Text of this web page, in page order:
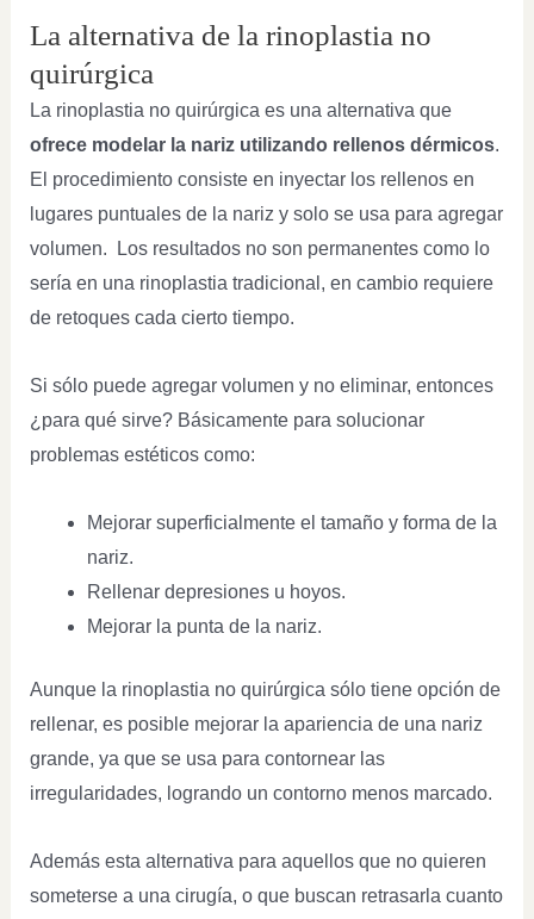
La alternativa de la rinoplastia no
quirúrgica
La rinoplastia no quirúrgica es una alternativa que
ofrece modelar la nariz utilizando rellenos dérmicos.
El procedimiento consiste en inyectar los rellenos en
lugares puntuales de la nariz y solo se usa para agregar
volumen. Los resultados no son permanentes como lo
sería en una rinoplastia tradicional, en cambio requiere
de retoques cada cierto tiempo.
Si sólo puede agregar volumen y no eliminar, entonces
¿para qué sirve? Básicamente para solucionar
problemas estéticos como:
Mejorar superficialmente el tamaño y forma de la
nariz.
Rellenar depresiones u hoyos.
Mejorar la punta de la nariz.
Aunque la rinoplastia no quirúrgica sólo tiene opción de
rellenar, es posible mejorar la apariencia de una nariz
grande, ya que se usa para contornear las
irregularidades, logrando un contorno menos marcado.
Además esta alternativa para aquellos que no quieren
someterse a una cirugía, o que buscan retrasarla cuanto